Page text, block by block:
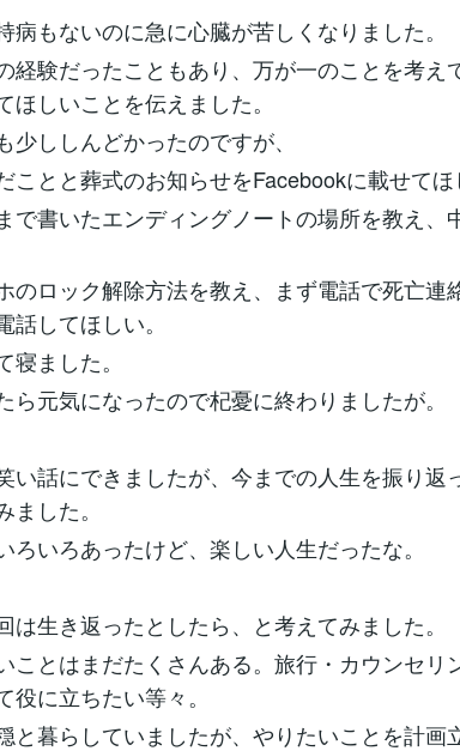
病もないのに急に心臓が苦しくなりました。
経験だったこともあり、万が一のことを考え
ほしいことを伝えました。
少ししんどかったのですが、
とと葬式のお知らせをFacebookに載せてほ
書いたエンディングノートの場所を教え、
ロック解除方法を教え、まず電話で死亡連
話してほしい。
寝ました。
ら元気になったので杞憂に終わりましたが。
い話にできましたが、今までの人生を振り返
ました。
ろいろあったけど、楽しい人生だったな。
は生き返ったとしたら、と考えてみました。
ことはまだたくさんある。旅行・カウンセリ
役に立ちたい等々。
と暮らしていましたが、やりたいことを計画